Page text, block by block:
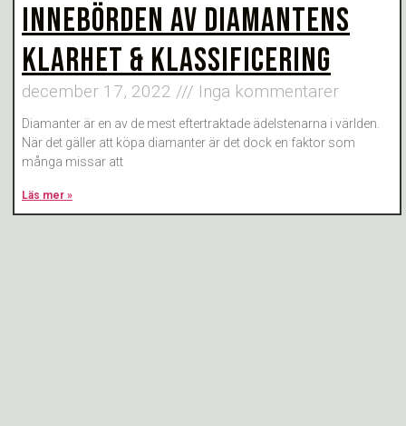
INNEBÖRDEN AV DIAMANTENS
KLARHET & KLASSIFICERING
december 17, 2022 Inga kommentarer
Diamanter är en av de mest eftertraktade ädelstenarna i världen.
När det gäller att köpa diamanter är det dock en faktor som
många missar att
Läs mer »